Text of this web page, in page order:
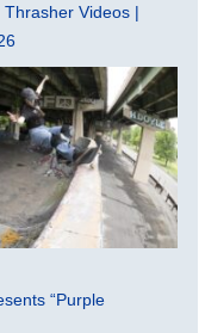
Videos |
“Purple